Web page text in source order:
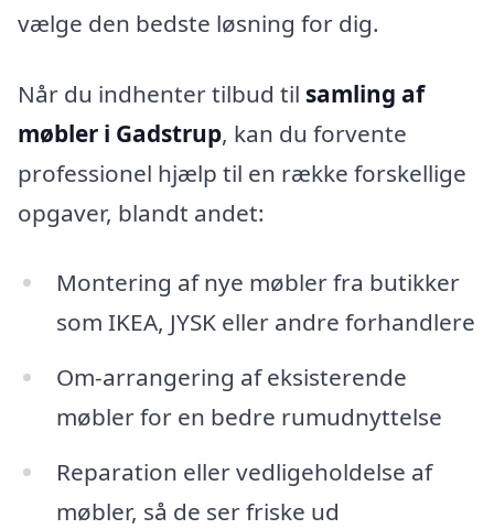
vælge den bedste løsning for dig.
Når du indhenter tilbud til samling af
møbler i Gadstrup, kan du forvente
professionel hjælp til en række forskellige
opgaver, blandt andet:
Montering af nye møbler fra butikker
som IKEA, JYSK eller andre forhandlere
Om-arrangering af eksisterende
møbler for en bedre rumudnyttelse
Reparation eller vedligeholdelse af
møbler, så de ser friske ud